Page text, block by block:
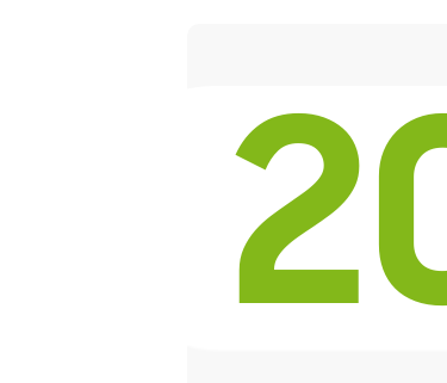
Замена блока питания
Замена электронных